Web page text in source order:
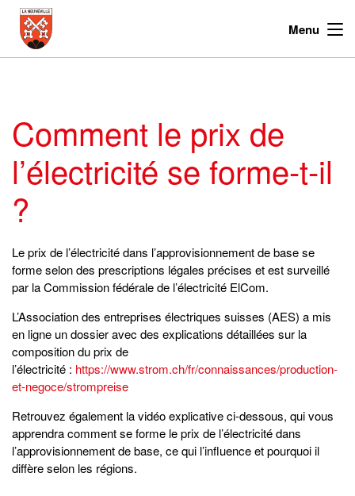
Menu
Comment le prix de
l’électricité se forme-t-il
?
Le prix de l’électricité dans l’approvisionnement de base se
forme selon des prescriptions légales précises et est surveillé
par la Commission fédérale de l’électricité ElCom.
L’Association des entreprises électriques suisses (AES) a mis
en ligne un dossier avec des explications détaillées sur la
composition du prix de
l’électricité : https://www.strom.ch/fr/connaissances/production-
et-negoce/strompreise
Retrouvez également la vidéo explicative ci-dessous, qui vous
apprendra comment se forme le prix de l’électricité dans
l’approvisionnement de base, ce qui l’influence et pourquoi il
diffère selon les régions.